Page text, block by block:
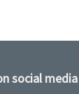
social media